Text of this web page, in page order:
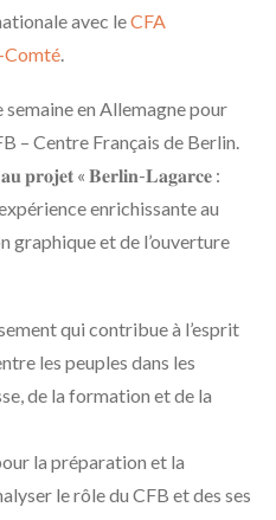
avec leCFA
Comté.
semaine en Allemagne pour
– Centre Français de Berlin.
𝐩𝐫𝐨𝐣𝐞𝐭 « 𝐁𝐞𝐫𝐥𝐢𝐧-𝐋𝐚𝐠𝐚𝐫𝐜𝐞 :
enrichissante au
graphique et de l’ouverture
qui contribue à l’esprit
les peuples dans les
de la formation et de la
la préparation et la
le rôle du CFB et des ses